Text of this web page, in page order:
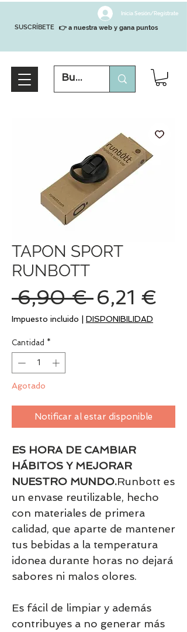
SUSCRÍBETE
Inicia Sesión/Regístrate
👉 a nuestra web y gana puntos
TAPON SPORT
RUNBOTT
6,90 € Precio
6,21 €
Impuesto incluido DISPONIBILIDAD
Cantidad *
Agotado
Notificar al estar disponible
ES HORA DE CAMBIAR
HÁBITOS Y MEJORAR
NUESTRO MUNDO.Runbott es
un envase reutilizable, hecho
con materiales de primera
calidad, que aparte de mantener
tus bebidas a la temperatura
idonea durante horas no dejará
sabores ni malos olores.
Es fácil de limpiar y además
contribuyes a no generar más